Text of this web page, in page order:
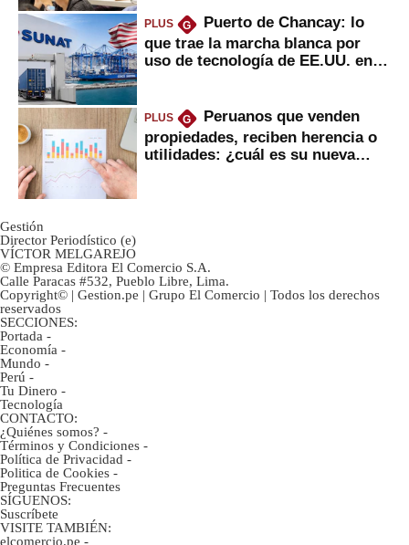
PLUS G
Puerto de Chancay: lo
que trae la marcha blanca por
uso de tecnología de EE.UU. en
PLUS G
Peruanos que venden
propiedades, reciben herencia o
utilidades: ¿cuál es su nueva
Gestión
Director Periodístico (e)
VÍCTOR MELGAREJO
© Empresa Editora El Comercio S.A.
Calle Paracas #532, Pueblo Libre, Lima.
Copyright© | Gestion.pe | Grupo El Comercio | Todos los derechos
reservados
SECCIONES:
Portada -
Economía -
Mundo -
Perú -
Tu Dinero -
Tecnología
CONTACTO:
¿Quiénes somos? -
Términos y Condiciones -
Política de Privacidad -
Politica de Cookies -
Preguntas Frecuentes
SÍGUENOS:
Suscríbete
VISITE TAMBIÉN:
elcomercio.pe -